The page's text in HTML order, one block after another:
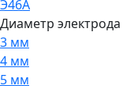
Э46А
Диаметр электрода
3 мм
4 мм
5 мм